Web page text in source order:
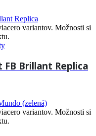
variantov. Možnosti si
Brillant Replica
variantov. Možnosti si